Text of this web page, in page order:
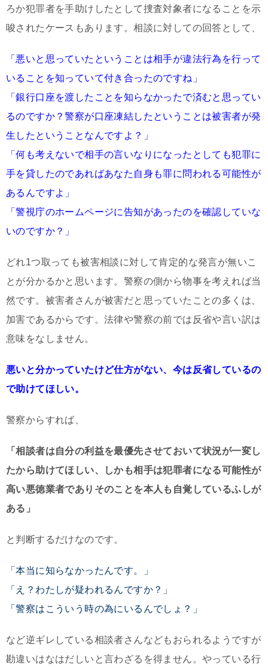
ろか犯罪者を手助けしたとして捜査対象者になることを示
唆されたケースもあります。相談に対しての回答として、
「悪いと思っていたということは相手が違法行為を行って
いることを知っていて付き合ったのですね」
「銀行口座を渡したことを知らなかったで済むと思ってい
るのですか？警察が口座凍結したということは被害者が発
生したということなんですよ？」
「何も考えないで相手の言いなりになったとしても犯罪に
手を貸したのであればあなた自身も罪に問われる可能性が
あるんですよ」
「警視庁のホームページに告知があったのを確認していな
いのですか？」
どれ1つ取っても被害相談に対して肯定的な発言が無いこ
とが分かるかと思います。警察の側から物事を考えれば当
然です。被害者さんが被害だと思っていたことの多くは、
加害であるからです。法律や警察の前では反省や言い訳は
意味をなしません。
悪いと分かっていたけど仕方がない、今は反省しているの
で助けてほしい。
警察からすれば、
「相談者は自分の利益を最優先させておいて状況が一変し
たから助けてほしい、しかも相手は犯罪者になる可能性が
高い悪徳業者でありそのことを本人も自覚しているふしが
ある」
と判断するだけなのです。
「本当に知らなかったんです。」
「え？わたしが疑われるんですか？」
「警察はこういう時の為にいるんでしょ？」
など逆ギレしている相談者さんなどもおられるようですが
勘違いはなはだしいと言わざるを得ません。やっている行